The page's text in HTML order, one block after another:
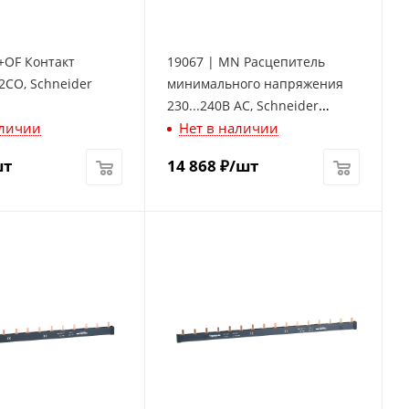
Контакт
Schneider
19067 | MN Расцепитель
минимального напряжения
230...240В AC, Schneider
Electric
Нет в наличии
14 868 ₽/шт